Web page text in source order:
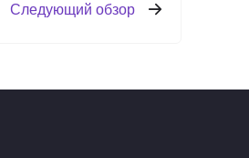
Следующий обзор